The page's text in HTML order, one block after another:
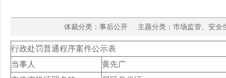
体裁分类：事后公开 主题分类：市场监管、
行政处罚普通程序案件公示表
当事人
黄先广